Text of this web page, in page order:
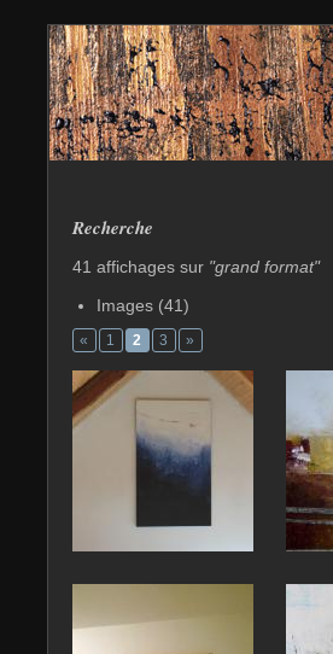
Recherche
41 affichages sur "grand format"
Images (41)
« 1 2 3 »